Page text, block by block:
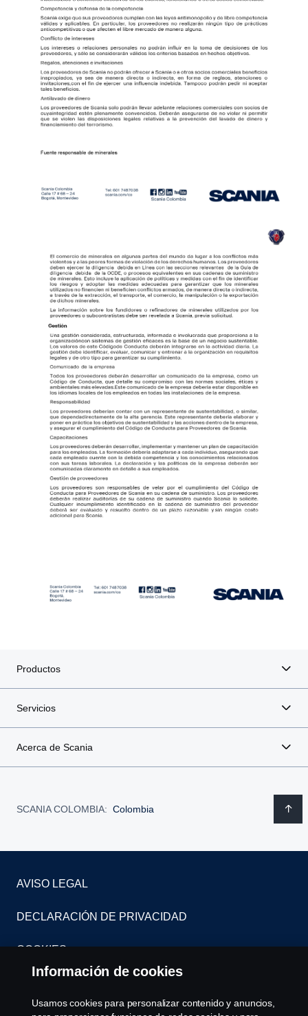
Productos
Servicios
Acerca de Scania
SCANIA COLOMBIA: Colombia
AVISO LEGAL
DECLARACIÓN DE PRIVACIDAD
COOKIES
Información de cookies
Usamos cookies para personalizar contenido y anuncios,